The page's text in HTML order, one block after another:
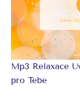
Mp3 Relaxace
pro Tebe